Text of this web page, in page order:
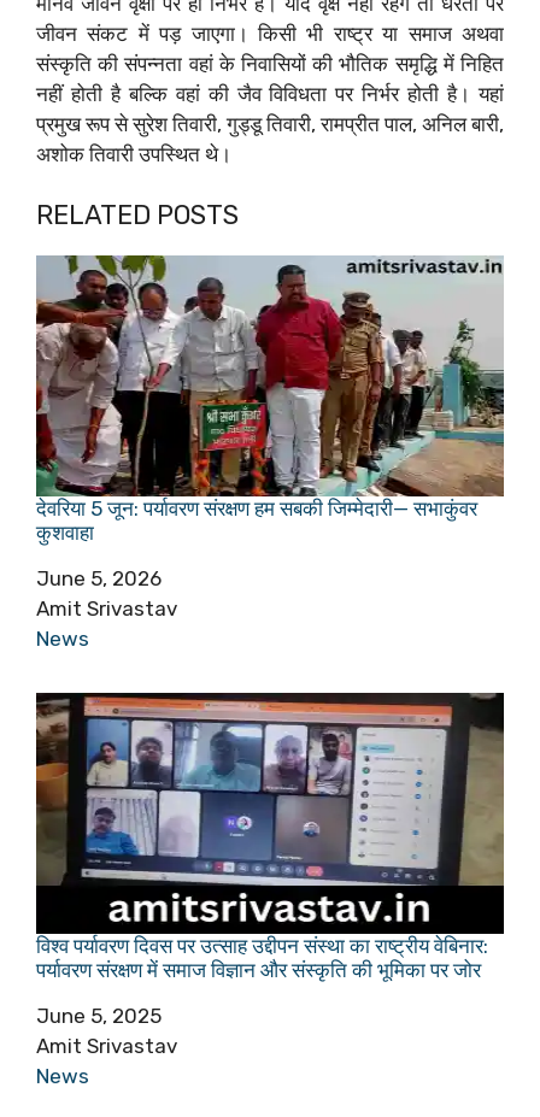
जीवन संकट में पड़ जाएगा। किसी भी राष्ट्र या समाज अथवा
संस्कृति की संपन्नता वहां के निवासियों की भौतिक समृद्धि में निहित
नहीं होती है बल्कि वहां की जैव विविधता पर निर्भर होती है। यहां
प्रमुख रूप से सुरेश तिवारी, गुड्डू तिवारी, रामप्रीत पाल, अनिल बारी,
अशोक तिवारी उपस्थित थे।
RELATED POSTS
देवरिया 5 जून: पर्यावरण संरक्षण हम सबकी जिम्मेदारी— सभाकुंवर
कुशवाहा
Date
June 5, 2026
Author
Amit Srivastav
In relation to
News
विश्व पर्यावरण दिवस पर उत्साह उद्दीपन संस्था का राष्ट्रीय वेबिनार:
पर्यावरण संरक्षण में समाज विज्ञान और संस्कृति की भूमिका पर जोर
Date
June 5, 2025
Author
Amit Srivastav
In relation to
News